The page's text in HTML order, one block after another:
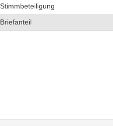
Stimmbeteiligung
Briefanteil